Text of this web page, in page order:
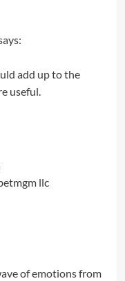
add up to the
useful.
llc
of emotions from